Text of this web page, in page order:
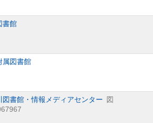
書館
属図書館
図書館・情報メディアセンター 図